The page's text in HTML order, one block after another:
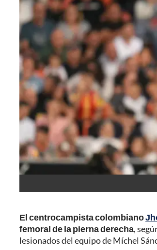
El centrocampista colombiano
femoral de la pierna derecha,
lesionados del equipo de Míchel